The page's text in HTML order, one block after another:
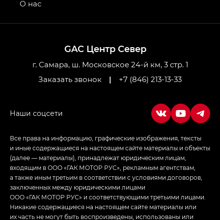
привод — GB AWD, Джи Эль Полный привод —
Джи Икс ПРЕМИУМ — GX PREMIUM, ЛАУНЖ —
LOUNGE
Empow — Эмпау (Empow) в комплектации
GAC Центр Север
г. Самара, ш. Московское 24-й км, 3 стр. 1
Заказать звонок
| +7 (846) 213-13-33
О нас
Все права на информацию, графические изображения, тексты
и иные содержащиеся на настоящем сайте материалы и объекты
(далее — материалы), принадлежат юридическим лицам,
входящим в ООО «ГАК МОТОР РУС», рекламным агентствам,
а также иным третьим в соответствии с условиями договоров,
заключенных между юридическими лицами
ООО «ГАК МОТОР РУС» и соответствующими третьими лицами.
Никакие содержащиеся на настоящем сайте материалы или
их часть не могут быть воспроизведены, использованы или